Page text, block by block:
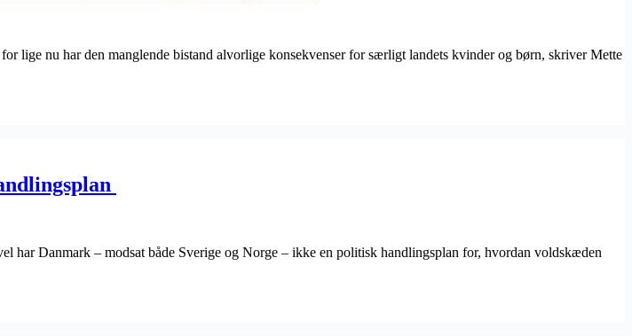
lige nu har den manglende bistand alvorlige konsekvenser for særligt landets kvinder og børn, skriver Mette
har Danmark – modsat både Sverige og Norge – ikke en politisk handlingsplan for, hvordan voldskæden